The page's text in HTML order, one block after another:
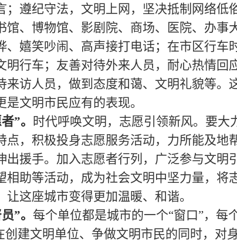
；遵纪守法，文明上网，坚决抵制网络低
馆、博物馆、影剧院、商场、医院、办事
、嬉笑吵闹、高声接打电话；在市区行车
明行车；友善对待外来人员，耐心热情回
来访人员，做到态度和蔼、文明礼貌等。
文明市民应有的表现。
”。
时代呼唤文明，志愿引领新风。要大
点，积极投身志愿服务活动，力所能及地
援手。加入志愿者行列，广泛参与文明引
相助等活动，成为社会文明中坚力量，将
这座城市变得更加温暖、和谐。
”。 每个单位都是城市的一个“窗口”，每
创建文明单位、争做文明市民的同时，对